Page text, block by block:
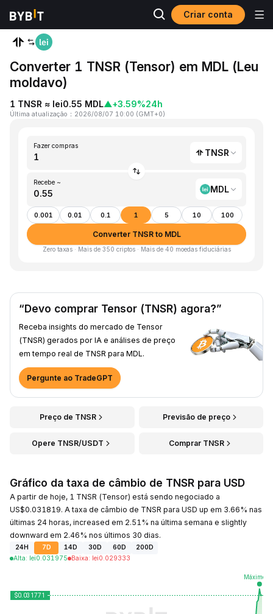
Criar conta
Página inicial
Converter 1 TNSR (Tensor) em MDL (Leu
moldavo)
1 TNSR ≈ lei0.55 MDL▲+3.59%24h
Última atualização ： 2026/08/07 10:00 (GMT+0)
Fazer compras
TNSR
Recebe ~
MDL
0.001 0.01 0.1 1 5 10 100
Converter TNSR to MDL
Zero taxas · Mais de 350 criptos · Mais de 40 moedas fiduciárias
“Devo comprar Tensor (TNSR) agora?”
Receba insights do mercado de Tensor
(TNSR) gerados por IA e análises de preço
em tempo real de TNSR para MDL.
Pergunte ao TradeGPT
Preço de TNSR Previsão de preço
Opere TNSR/USDT Comprar TNSR
Gráfico da taxa de câmbio de TNSR para USD
A partir de hoje, 1 TNSR (Tensor) está sendo negociado a
US$0.031819. A taxa de câmbio de TNSR para USD up em 3.66% nas
últimas 24 horas, increased em 2.51% na última semana e slightly
downward em 2.46% nos últimos 30 dias.
24H 7D 14D 30D 60D
200D
Alta: lei0.031975 Baixa: lei0.029333